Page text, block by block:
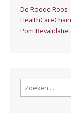
De Roode Roos
HealthCareChain
Pom
Zoeken